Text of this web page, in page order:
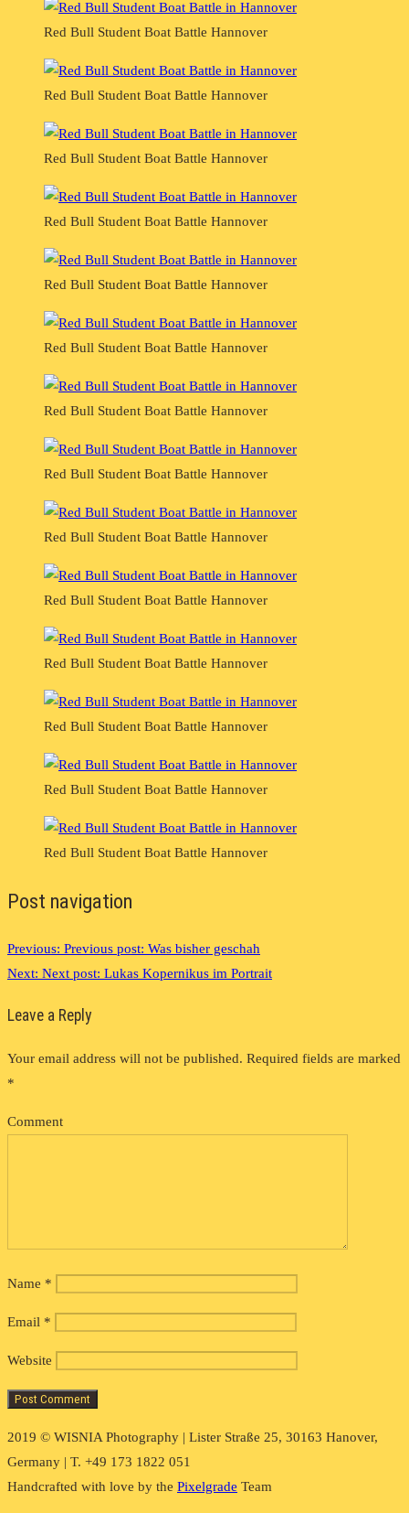
Red Bull Student Boat Battle Hannover
Red Bull Student Boat Battle Hannover
Red Bull Student Boat Battle Hannover
Red Bull Student Boat Battle Hannover
Red Bull Student Boat Battle Hannover
Red Bull Student Boat Battle Hannover
Red Bull Student Boat Battle Hannover
Red Bull Student Boat Battle Hannover
Red Bull Student Boat Battle Hannover
Red Bull Student Boat Battle Hannover
Red Bull Student Boat Battle Hannover
Red Bull Student Boat Battle Hannover
Red Bull Student Boat Battle Hannover
Red Bull Student Boat Battle Hannover
Post navigation
Previous: Previous post: Was bisher geschah
Next: Next post: Lukas Kopernikus im Portrait
Leave a Reply
Your email address will not be published. Required fields are marked
*
Comment
Name *
Email *
Website
2019 © WISNIA Photography | Lister Straße 25, 30163 Hanover,
Germany | T. +49 173 1822 051
Handcrafted with love by the Pixelgrade Team